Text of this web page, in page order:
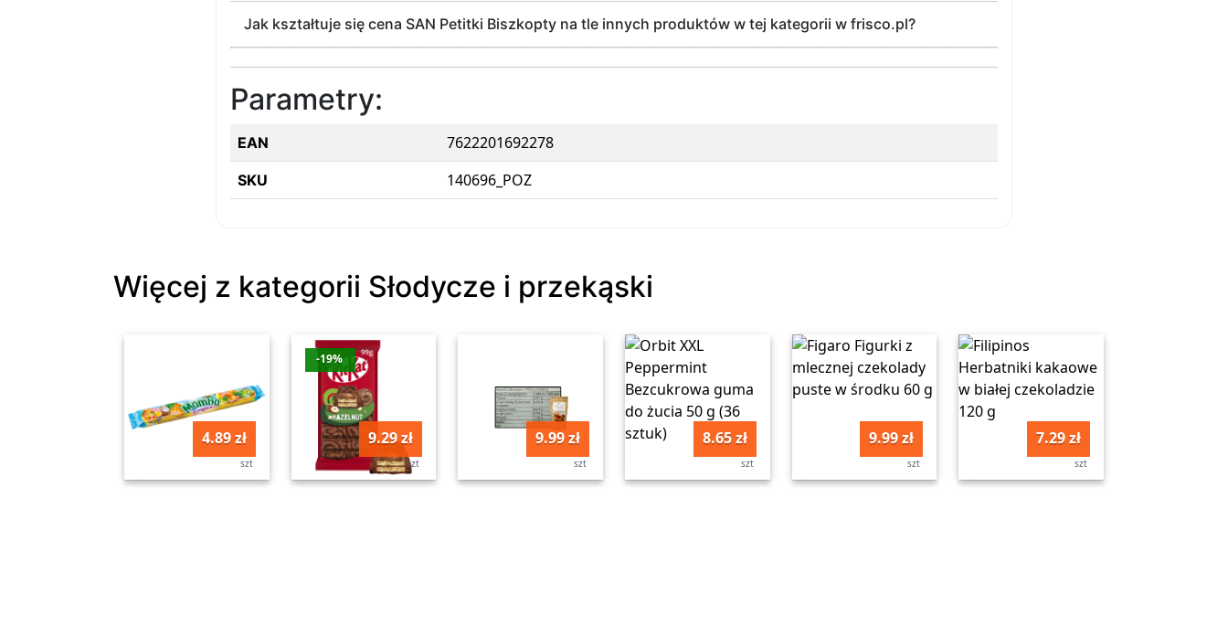
Jak kształtuje się cena SAN Petitki Biszkopty na tle innych produktów w tej kategorii w frisco.pl?
Parametry:
EAN 7622201692278
SKU 140696_POZ
Więcej z kategorii Słodycze i przekąski
4.89 zł
szt
-19%
9.29 zł
szt
9.99 zł
szt
8.65 zł
szt
9.99 zł
szt
7.29 zł
szt